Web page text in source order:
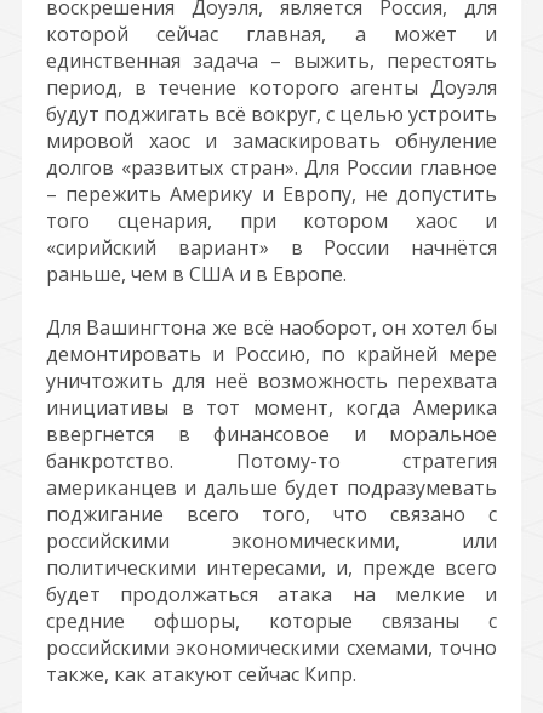
воскрешения Доуэля, является Россия, для
которой сейчас главная, а может и
единственная задача – выжить, перестоять
период, в течение которого агенты Доуэля
будут поджигать всё вокруг, с целью устроить
мировой хаос и замаскировать обнуление
долгов «развитых стран». Для России главное
– пережить Америку и Европу, не допустить
того сценария, при котором хаос и
«сирийский вариант» в России начнётся
раньше, чем в США и в Европе.
Для Вашингтона же всё наоборот, он хотел бы
демонтировать и Россию, по крайней мере
уничтожить для неё возможность перехвата
инициативы в тот момент, когда Америка
ввергнется в финансовое и моральное
банкротство. Потому-то стратегия
американцев и дальше будет подразумевать
поджигание всего того, что связано с
российскими экономическими, или
политическими интересами, и, прежде всего
будет продолжаться атака на мелкие и
средние офшоры, которые связаны с
российскими экономическими схемами, точно
также, как атакуют сейчас Кипр.